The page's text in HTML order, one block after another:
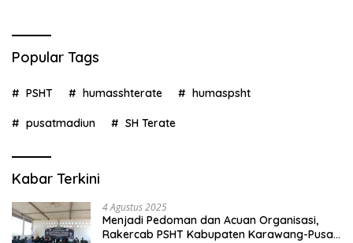
Popular Tags
PSHT humasshterate humaspsht
pusatmadiun SH Terate
Kabar Terkini
4 Agustus 2025
Menjadi Pedoman dan Acuan Organisasi,
Rakercab PSHT Kabupaten Karawang-Pusat